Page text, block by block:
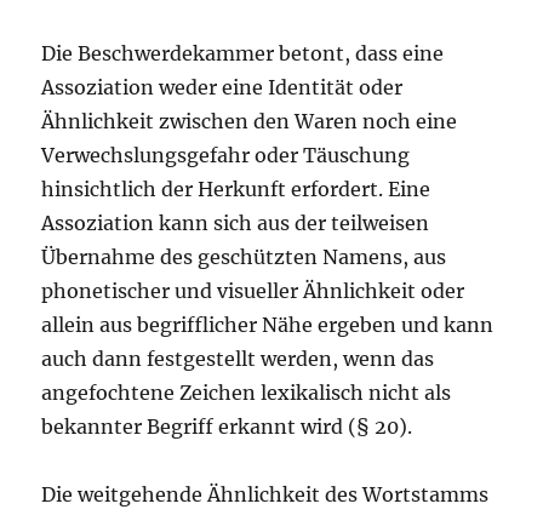
Die Beschwerdekammer betont, dass eine
Assoziation weder eine Identität oder
Ähnlichkeit zwischen den Waren noch eine
Verwechslungsgefahr oder Täuschung
hinsichtlich der Herkunft erfordert. Eine
Assoziation kann sich aus der teilweisen
Übernahme des geschützten Namens, aus
phonetischer und visueller Ähnlichkeit oder
allein aus begrifflicher Nähe ergeben und kann
auch dann festgestellt werden, wenn das
angefochtene Zeichen lexikalisch nicht als
bekannter Begriff erkannt wird (§ 20).
Die weitgehende Ähnlichkeit des Wortstamms